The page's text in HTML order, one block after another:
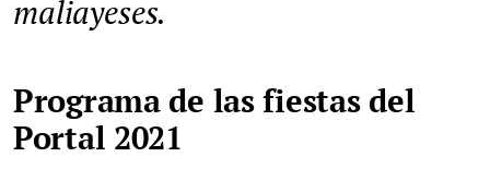
maliayeses.
Programa de las fiestas del
Portal 2021